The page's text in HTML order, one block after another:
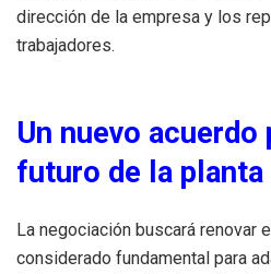
dirección de la empresa y los
trabajadores.
Un nuevo acuerdo
futuro de la planta
La negociación buscará renovar
considerado fundamental para